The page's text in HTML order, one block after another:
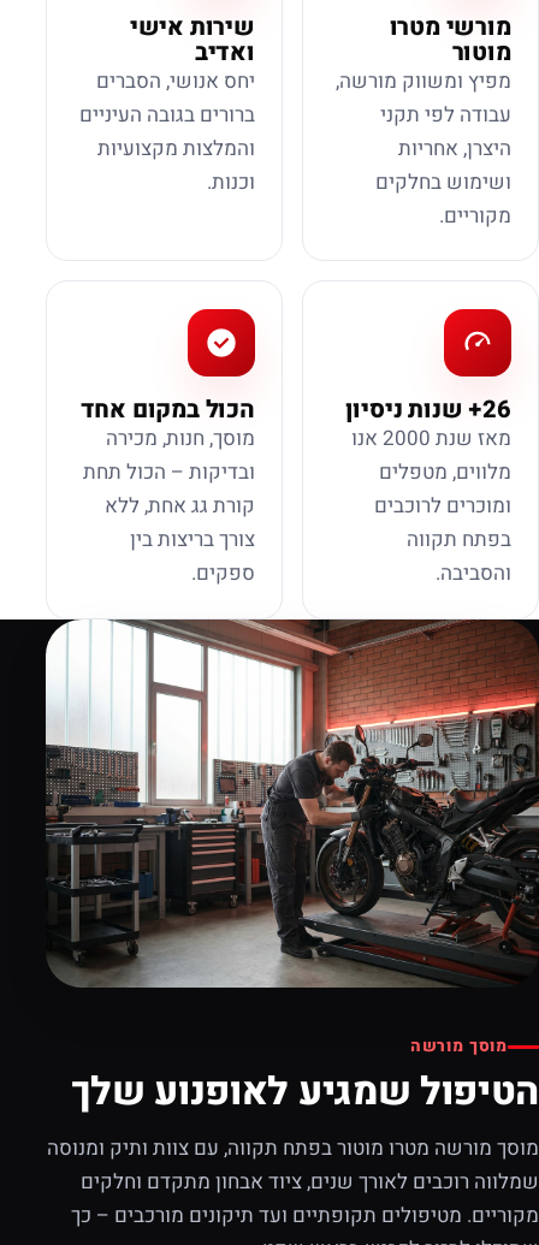
מורשי מטרו
מוטור
מפיץ ומשווק מורשה,
עבודה לפי תקני
היצרן, אחריות
ושימוש בחלקים
מקוריים.
שירות אישי
ואדיב
יחס אנושי, הסברים
ברורים בגובה העיניים
והמלצות מקצועיות
וכנות.
26+ שנות ניסיון
מאז שנת 2000 אנו
מלווים, מטפלים
ומוכרים לרוכבים
בפתח תקווה
והסביבה.
הכול במקום אחד
מוסך, חנות, מכירה
ובדיקות – הכול תחת
קורת גג אחת, ללא
צורך בריצות בין
ספקים.
מוסך מורשה
הטיפול שמגיע לאופנוע שלך
מוסך מורשה מטרו מוטור בפתח תקווה, עם צוות ותיק ומנוסה
שמלווה רוכבים לאורך שנים, ציוד אבחון מתקדם וחלקים
מקוריים. מטיפולים תקופתיים ועד תיקונים מורכבים – כך